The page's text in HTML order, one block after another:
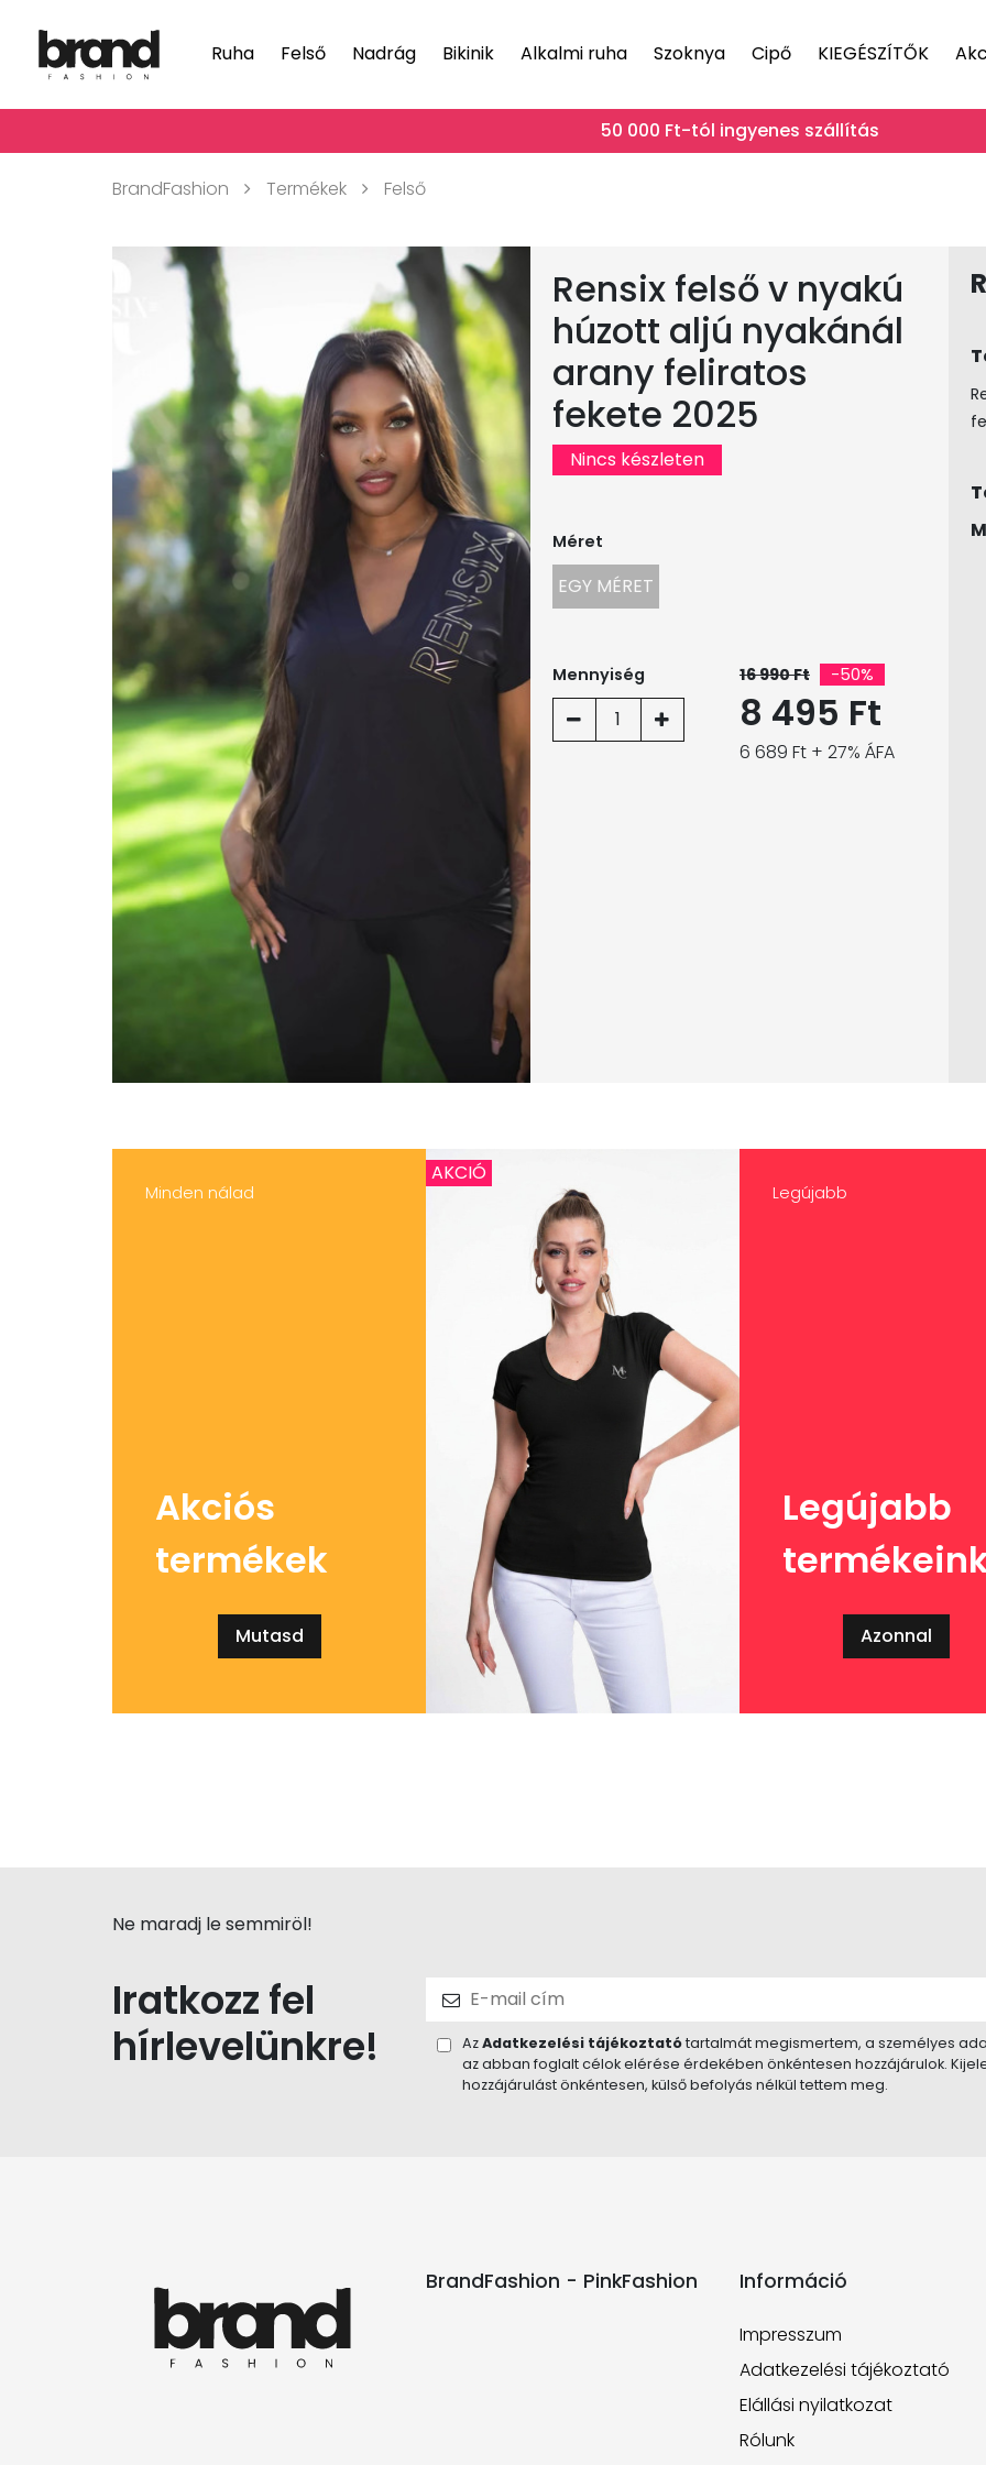
Ruha Felső Nadrág Bikinik Alkalmi ruha Szoknya Cipő KIEGÉSZÍTŐK
50 000 Ft-tól ingyenes szállítás
BrandFashion Termékek Felső
Rensix felső v nyakú
húzott aljú nyakánál
arany feliratos
fekete 2025
Nincs készleten
Méret
EGY MÉRET
Mennyiség
1
16 990 Ft -50%
8 495 Ft
6 689 Ft + 27% ÁFA
Minden nálad
Akciós
termékek
Mutasd
AKCIÓ
Legújabb
Legújabb
Azonnal
Ne maradj le semmiröl!
Iratkozz fel
hírlevelünkre!
AzAdatkezelési tájékoztatótartalmát megismertem, a személyes
az abban foglalt célok elérése érdekében önkéntesen hozzájárulok.
hozzájárulást önkéntesen, külső befolyás nélkül tettem meg.
BrandFashion - PinkFashion Információ
Impresszum
Adatkezelési tájékoztató
Elállási nyilatkozat
Rólunk